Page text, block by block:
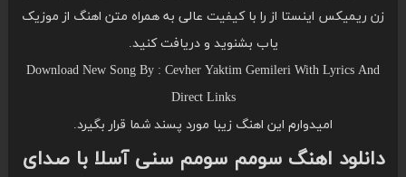
زن ریمیکس اینستا از را با کیفیت عالی به همراه متن اهنگ از موزیک
یاب بشنوید و دریافت کنید.
Download New Song By : Cevher Yaktim Gemileri With Lyrics And
Direct Links
امیدوارم این اهنگ زیبا مورد پسند شما قرار بگیرد.
دانلود اهنگ سومم سومم سنی آسلا با صدای